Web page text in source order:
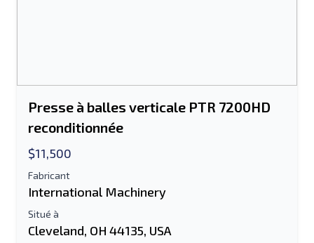
Presse à balles verticale PTR 7200HD
reconditionnée
$11,500
Fabricant
International Machinery
Situé à
Cleveland, OH 44135, USA